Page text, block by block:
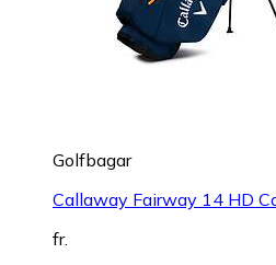
Golfbagar
Callaway Fairway 14 HD
fr.